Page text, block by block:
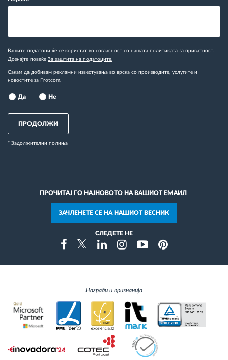
Вашите податоци ќе се користат во согласност со нашата политиката за приватност
Дознајте повеќе За заштита на податоците.
Сакам да добивам рекламни известувања во врска со производите, услугите и
новостите за Frotcom.
Да Не
ПРОДОЛЖИ
* Задолжителни полиња
ПРОЧИТАЈ ГО НАЈНОВОТО НА ВАШИОТ ЕМАИЛ
ЗАЧЛЕНЕТЕ СЕ НА НАШИОТ ВЕСНИК
СЛЕДЕТЕ НЕ
FacebookTwitterLinkedinInstragramYoutubePinterest
Награди и признанија